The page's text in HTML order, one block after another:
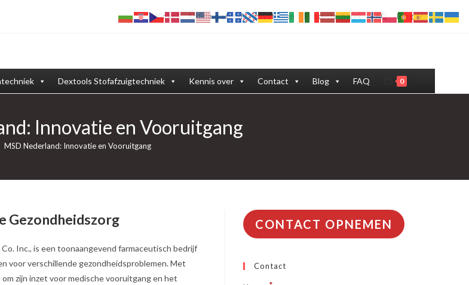
Winkel Afdeling stofafzuigsystemen Procestechniek FAQ Blog
Dextools Stofafzuigtechniek Kennis over Contact Blog FAQ 0
Innovatie en Vooruitgang
MSD Nederland: Innovatie en Vooruitgang
Gezondheidszorg
Inc., is een toonaangevend farmaceutisch bedrijf
voor verschillende gezondheidsproblemen. Met
zijn inzet voor medische vooruitgang en het
CONTACT OPNEMEN
Contact